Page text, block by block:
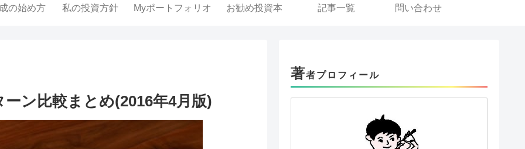
の始め方 私の投資方針 Myポートフォリオ お勧め投資本 記事一覧 問い合わせ
ン比較まとめ(2016年4月版)
著者プロフィール